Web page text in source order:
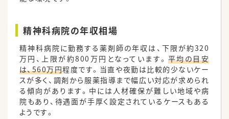
精神科病院の年収相場
精神科病院に勤務する薬剤師の年収は、下限が約320
万円、上限が約800万円となっています。 平均の目安
は、560万円程度です。当直や夜勤は比較的少ないケー
スが多く、調剤から服薬指導まで幅広い対応が求められ
る傾向があります。中には人材確保が難しい地域や病
院もあり、待遇面が手厚く設定されているケースもある
ようです。